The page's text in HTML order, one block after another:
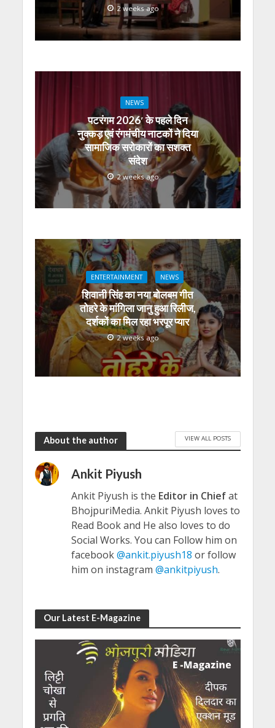
2 weeks ago
NEWS
पटरंगम 2026′ के पहले दिन
नुक्कड़ एवं रंगमंचीय नाटकों ने दिया
सामाजिक सरोकारों का सशक्त
संदेश
2 weeks ago
ENTERTAINMENT NEWS
शिवानी सिंह का नया बोलबम गीत
तोहरे के मांगिला जानु हुआ रिलीज,
दर्शकों का मिल रहा भरपूर प्यार
2 weeks ago
About the author VIEW ALL POSTS
Ankit Piyush
Ankit Piyush is the Editor in Chiefat
BhojpuriMedia. Ankit Piyush loves to
Read Book and He also loves to do
Social Works. You can Follow him on
facebook@ankit.piyush18 or follow
him on instagram @ankitpiyush.
Our Latest E-Magazine